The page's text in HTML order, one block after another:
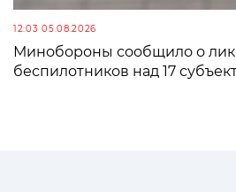
12:03 05.08.2026
Минобороны сообщило о
беспилотников над 17